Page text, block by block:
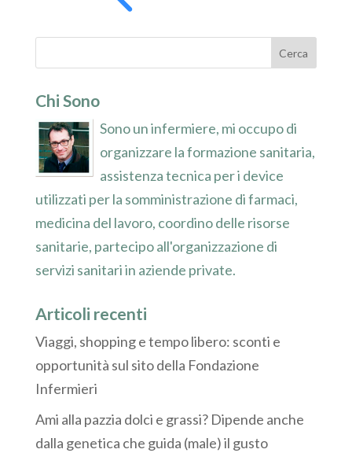
Chi Sono
Sono un infermiere, mi occupo di
organizzare la formazione sanitaria,
assistenza tecnica per i device
utilizzati per la somministrazione di farmaci,
medicina del lavoro, coordino delle risorse
sanitarie, partecipo all'organizzazione di
servizi sanitari in aziende private.
Articoli recenti
Viaggi, shopping e tempo libero: sconti e
opportunità sul sito della Fondazione
Infermieri
Ami alla pazzia dolci e grassi? Dipende anche
dalla genetica che guida (male) il gusto